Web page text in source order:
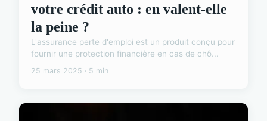
votre crédit auto : en valent-elle
la peine ?
L'assurance perte d'emploi est un produit conçu pour
fournir une protection financière en cas de chô...
25 mars 2025 · 5 min